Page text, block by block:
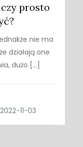
prosto
nie ma
działają one
dużo […]